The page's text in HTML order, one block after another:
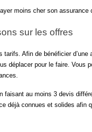
moins cher son assurance
sur les offres
tarifs. Afin de bénéficier
déplacer pour le faire. Vous
faisant au moins 3 devis
déjà connues et solides